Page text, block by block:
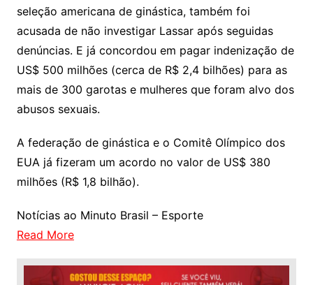
seleção americana de ginástica, também foi
acusada de não investigar Lassar após seguidas
denúncias. E já concordou em pagar indenização de
US$ 500 milhões (cerca de R$ 2,4 bilhões) para as
mais de 300 garotas e mulheres que foram alvo dos
abusos sexuais.
A federação de ginástica e o Comitê Olímpico dos
EUA já fizeram um acordo no valor de US$ 380
milhões (R$ 1,8 bilhão).
Notícias ao Minuto Brasil – Esporte
Read More